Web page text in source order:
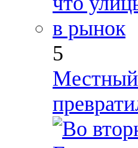
5
Местный